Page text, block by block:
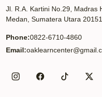
Jl. R.A. Kartini No.29, Madras
Medan, Sumatera Utara 20151
Phone:0822-6710-4860
Email: